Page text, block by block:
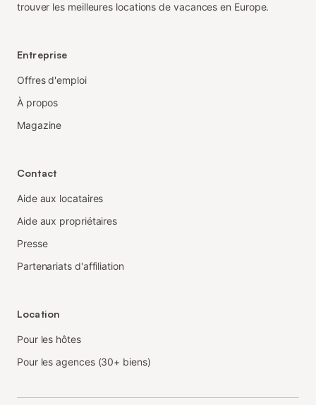
trouver les meilleures locations de vacances en Europe.
Entreprise
Offres d'emploi
À propos
Magazine
Contact
Aide aux locataires
Aide aux propriétaires
Presse
Partenariats d'affiliation
Location
Pour les hôtes
Pour les agences (30+ biens)